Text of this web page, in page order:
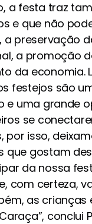
a festa traz
e que não
a preservação
a promoção
da economia.
festejos são
e uma grande
se
por isso,
que gostam
da nossa
com certeza,
as crianças
conclui